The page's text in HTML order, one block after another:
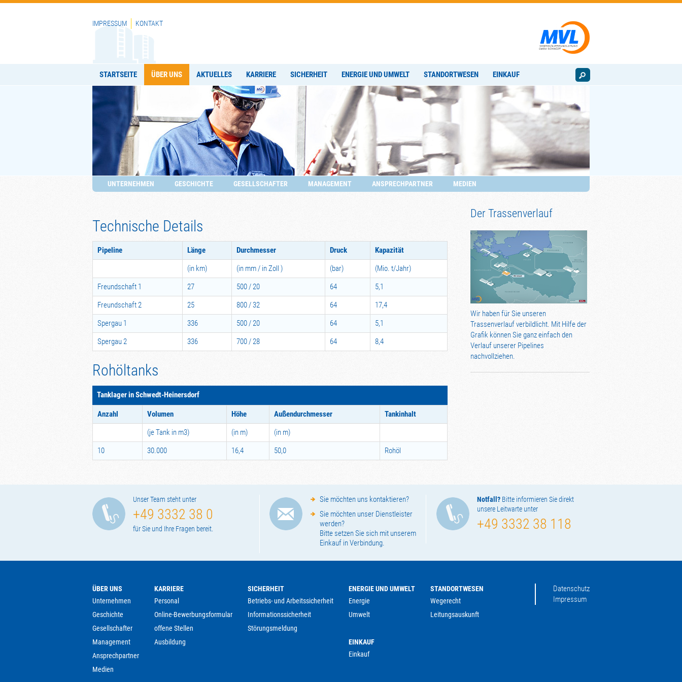
IMPRESSUM KONTAKT
STARTSEITE ÜBER UNS AKTUELLES KARRIERE SICHERHEIT ENERGIE UND UMWELT STANDORTWESEN EINKAUF
UNTERNEHMEN GESCHICHTE GESELLSCHAFTER MANAGEMENT ANSPRECHPARTNER MEDIEN
Technische Details
Pipeline Länge Durchmesser Druck
Kapazität
(in km)
(in mm / in Zoll ) (bar)
(Mio. t/Jahr)
Freundschaft 1
27 500 / 20 64
5,1
Freundschaft 2
25 800 / 32 64
17,4
Spergau 1
336 500 / 20 64
5,1
Spergau 2
336 700 / 28 64 8,4
Rohöltanks
Tanklager in Schwedt-Heinersdorf
Anzahl Volumen Höhe Außendurchmesser
Tankinhalt
(je Tank in m3)
(in m)
(in m)
10
30.000 16,4 50,0 Rohöl
Der Trassenverlauf
Wir haben für Sie unseren
Trassenverlauf verbildlicht. Mit Hilfe der
Grafik können Sie ganz einfach den
Verlauf unserer Pipelines
nachvollziehen.
Unser Team steht unter
+49 3332 38 0
für Sie und Ihre Fragen bereit.
Sie möchten uns kontaktieren?
Sie möchten unser Dienstleister
werden?
Bitte setzen Sie sich mit unserem
Einkauf in Verbindung.
Notfall? Bitte informieren Sie direkt
unsere Leitwarte unter
+49 3332 38 118
ÜBER UNS
Unternehmen
Geschichte
Gesellschafter
Management
Ansprechpartner
Medien
KARRIERE
Personal
Online-Bewerbungsformular
offene Stellen
Ausbildung
SICHERHEIT
Betriebs- und Arbeitssicherheit
Informationssicherheit
Störungsmeldung
ENERGIE UND UMWELT
Energie
Umwelt
STANDORTWESEN
Wegerecht
Leitungsauskunft
EINKAUF
Einkauf
Datenschutz
Impressum